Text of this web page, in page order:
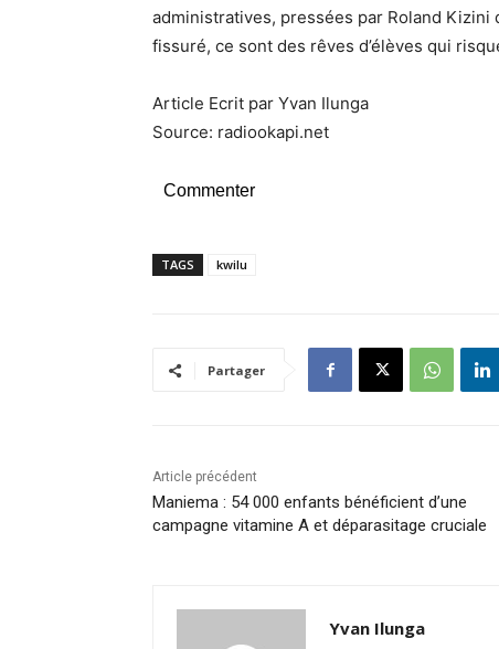
administratives, pressées par Roland Kizini
fissuré, ce sont des rêves d’élèves qui
Article Ecrit par Yvan Ilunga
Source: radiookapi.net
Commenter
TAGS kwilu
Partager
Article précédent
Maniema : 54 000 enfants bénéficient d’une
campagne vitamine A et déparasitage cruciale
Yvan Ilunga